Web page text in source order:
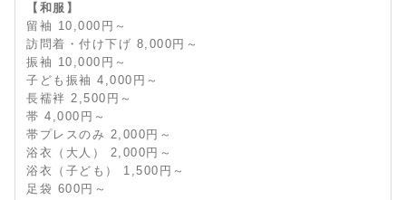
【和服】
留袖 10,000円～
訪問着・付け下げ 8,000円～
振袖 10,000円～
子ども振袖 4,000円～
長襦袢 2,500円～
帯 4,000円～
帯プレスのみ 2,000円～
浴衣（大人） 2,000円～
浴衣（子ども） 1,500円～
足袋 600円～